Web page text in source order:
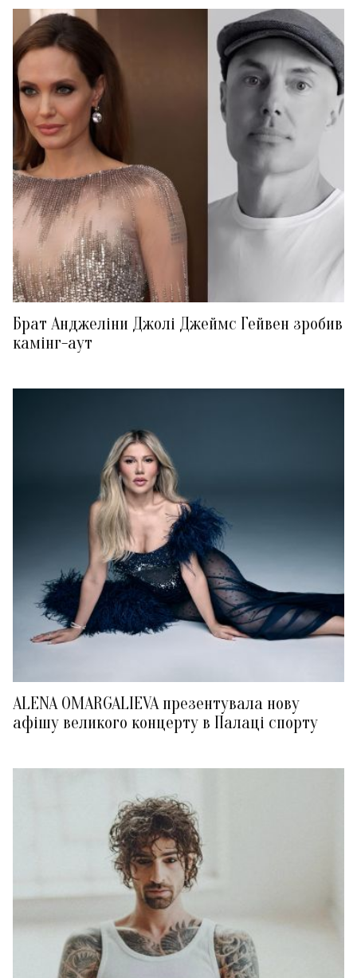
Брат Анджеліни Джолі Джеймс Гейвен зробив
камінг-аут
ALENA OMARGALIEVA презентувала нову
афішу великого концерту в Палаці спорту